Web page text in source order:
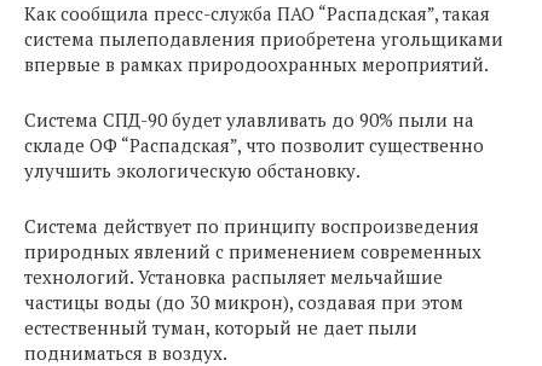
Как сообщила пресс-служба ПАО “Распадская”, такая
система пылеподавления приобретена угольщиками
впервые в рамках природоохранных мероприятий.
Система СПД-90 будет улавливать до 90% пыли на
складе ОФ “Распадская”, что позволит существенно
улучшить экологическую обстановку.
Система действует по принципу воспроизведения
природных явлений с применением современных
технологий. Установка распыляет мельчайшие
частицы воды (до 30 микрон), создавая при этом
естественный туман, который не дает пыли
подниматься в воздух.